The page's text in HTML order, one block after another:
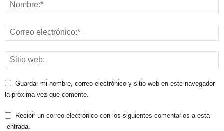
Guardar mi nombre, correo electrónico y sitio web en este navegador
la próxima vez que comente.
Recibir un correo electrónico con los siguientes comentarios a esta
entrada.